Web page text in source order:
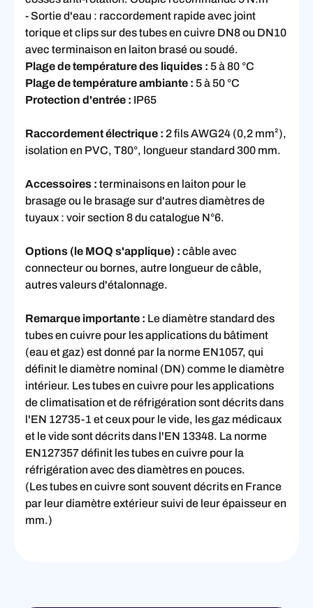
- Sortie d'eau : raccordement rapide avec joint
torique et clips sur des tubes en cuivre DN8 ou DN10
avec terminaison en laiton brasé ou soudé.
Plage de température des liquides : 5 à 80 °C
Plage de température ambiante : 5 à 50 °C
Protection d'entrée : IP65
Raccordement électrique : 2 fils AWG24 (0,2 mm²),
isolation en PVC, T80°, longueur standard 300 mm.
Accessoires : terminaisons en laiton pour le
brasage ou le brasage sur d'autres diamètres de
tuyaux : voir section 8 du catalogue N°6.
Options (le MOQ s'applique) : câble avec
connecteur ou bornes, autre longueur de câble,
autres valeurs d'étalonnage.
Remarque importante : Le diamètre standard des
tubes en cuivre pour les applications du bâtiment
(eau et gaz) est donné par la norme EN1057, qui
définit le diamètre nominal (DN) comme le diamètre
intérieur. Les tubes en cuivre pour les applications
de climatisation et de réfrigération sont décrits dans
l'EN 12735-1 et ceux pour le vide, les gaz médicaux
et le vide sont décrits dans l'EN 13348. La norme
EN127357 définit les tubes en cuivre pour la
réfrigération avec des diamètres en pouces.
(Les tubes en cuivre sont souvent décrits en France
par leur diamètre extérieur suivi de leur épaisseur en
mm.)